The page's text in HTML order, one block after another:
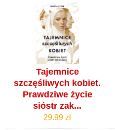
Tajemnice
szczęśliwych kobiet.
Prawdziwe życie
sióstr zak...
29.99 zł